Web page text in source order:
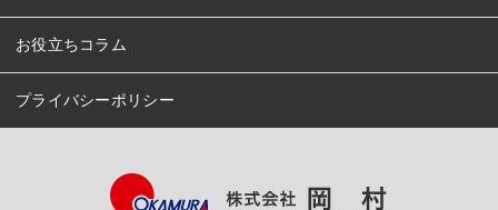
お役立ちコラム
プライバシーポリシー